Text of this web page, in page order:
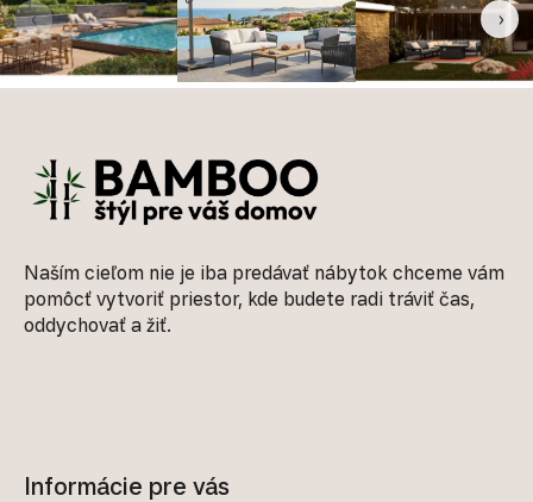
‹ ›
Naším cieľom nie je iba predávať nábytok chceme vám
pomôcť vytvoriť priestor, kde budete radi tráviť čas,
oddychovať a žiť.
Informácie pre vás